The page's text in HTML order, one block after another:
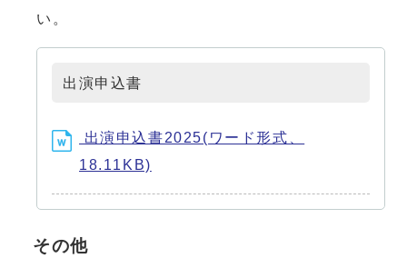
い。
出演申込書
出演申込書2025(ワード形式、
18.11KB)
その他